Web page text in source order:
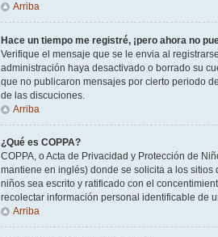
Arriba
Hace un tiempo me registré, ¡pero ahora no
Verifique el mensaje que se le envia al
administración haya desactivado o borrado su
que no publicaron mensajes por cierto periodo
de las discuciones.
Arriba
¿Qué es COPPA?
COPPA, o Acta de Privacidad y Protección de
mantiene en inglés) donde se solicita a los
niños sea escrito y ratificado con el
recolectar información personal identificable de
Arriba